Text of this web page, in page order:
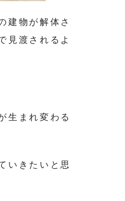
建物が解体さ
見渡されるよ
生まれ変わる
いきたいと思